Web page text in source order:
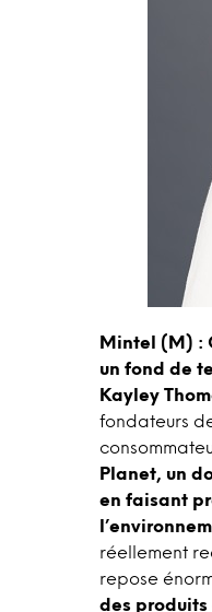
Mintel (M) :
un fond de
Kayley
fondateurs
Planet, un
en faisant
réellement
repose
des produits